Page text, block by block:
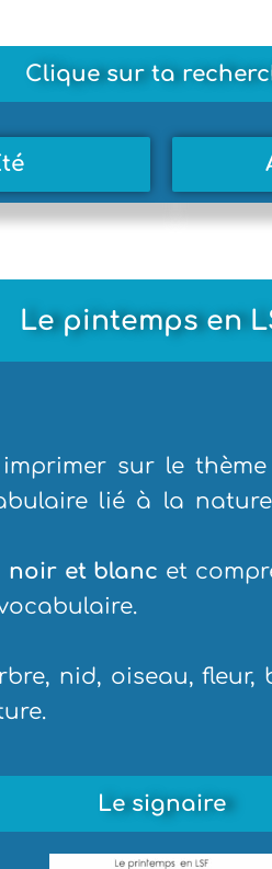
Clique sur ta
Le pintemps en
sur le
lié à la
noir et blanc et
nid, oiseau,
Le signaire